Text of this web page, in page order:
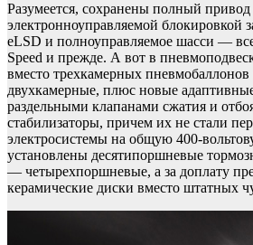
Разумеется, сохранены полный привод
электронноуправляемой блокировкой
eLSD и полноуправляемое шасси —
Speed и прежде. А вот в
вместо трехкамерных
двухкамерные, плюс новые
раздельными клапанами сжатия и
стабилизаторы, причем их не стали
электросистемы на общую 400-
установлены десятипоршневые
— четырехпоршневые, а за доплату
керамические диски вместо штатных